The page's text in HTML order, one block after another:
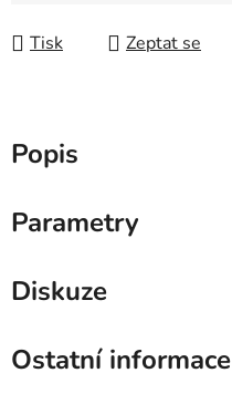
Tisk Zeptat se
Popis
Parametry
Diskuze
Ostatní informace